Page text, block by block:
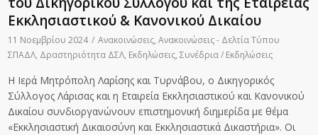
Εκκλησιαστικού & Κανονικού Δικαίου
11 Νοεμβρίου 2024 / Ανακοινώσεις,Ανακοινώσεις - Δελτία Τύπου
ΣΠΑΔΛ, Δραστηριότητα ΔΣΛ, Εκδηλώσεις,Συνέδρια / Εκδηλώσεις
Η Ιερά Μητρόπολη Λαρίσης και Τυρνάβου, ο Δικηγορικός
Σύλλογος Λάρισας και η Εταιρεία Εκκλησιαστικού και Κανονικού
Δικαίου συνδιοργανώνουν επιστημονική διημερίδα με θέμα
«Εκκλησιαστική Δικαιοσύνη και Εκκλησιαστικά Δικαστήρια». Οι